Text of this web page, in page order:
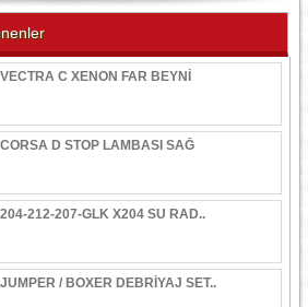
C XENON FAR BEYNİ
D STOP LAMBASI SAĞ
212-207-GLK X204 SU RAD..
/ BOXER DEBRİYAJ SET..